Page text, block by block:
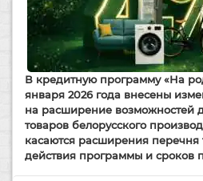
В кредитную программу«На
января 2026 года внесены
на расширение возможностей
товаров белорусского
касаются расширения перечня
действия программы и сроков